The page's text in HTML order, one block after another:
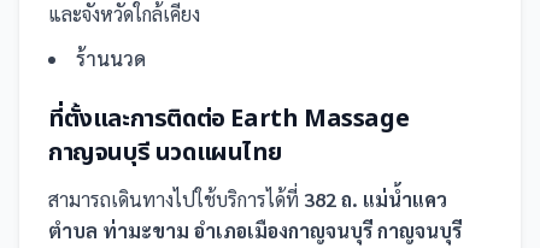
และจังหวัดใกล้เคียง
ร้านนวด
ที่ตั้งและการติดต่อ Earth Massage
กาญจนบุรี นวดแผนไทย
สามารถเดินทางไปใช้บริการได้ที่ 382 ถ. แม่น้ำแคว
ตำบล ท่ามะขาม อำเภอเมืองกาญจนบุรี กาญจนบุรี